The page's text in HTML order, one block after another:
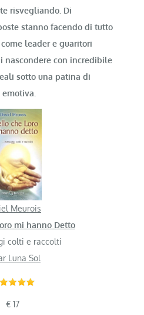
risvegliando. Di
stanno facendo di tutto
leader e guaritori
nascondere con incredibile
sotto una patina di
Meurois
mi hanno Detto
colti e raccolti
Luna Sol
€ 17